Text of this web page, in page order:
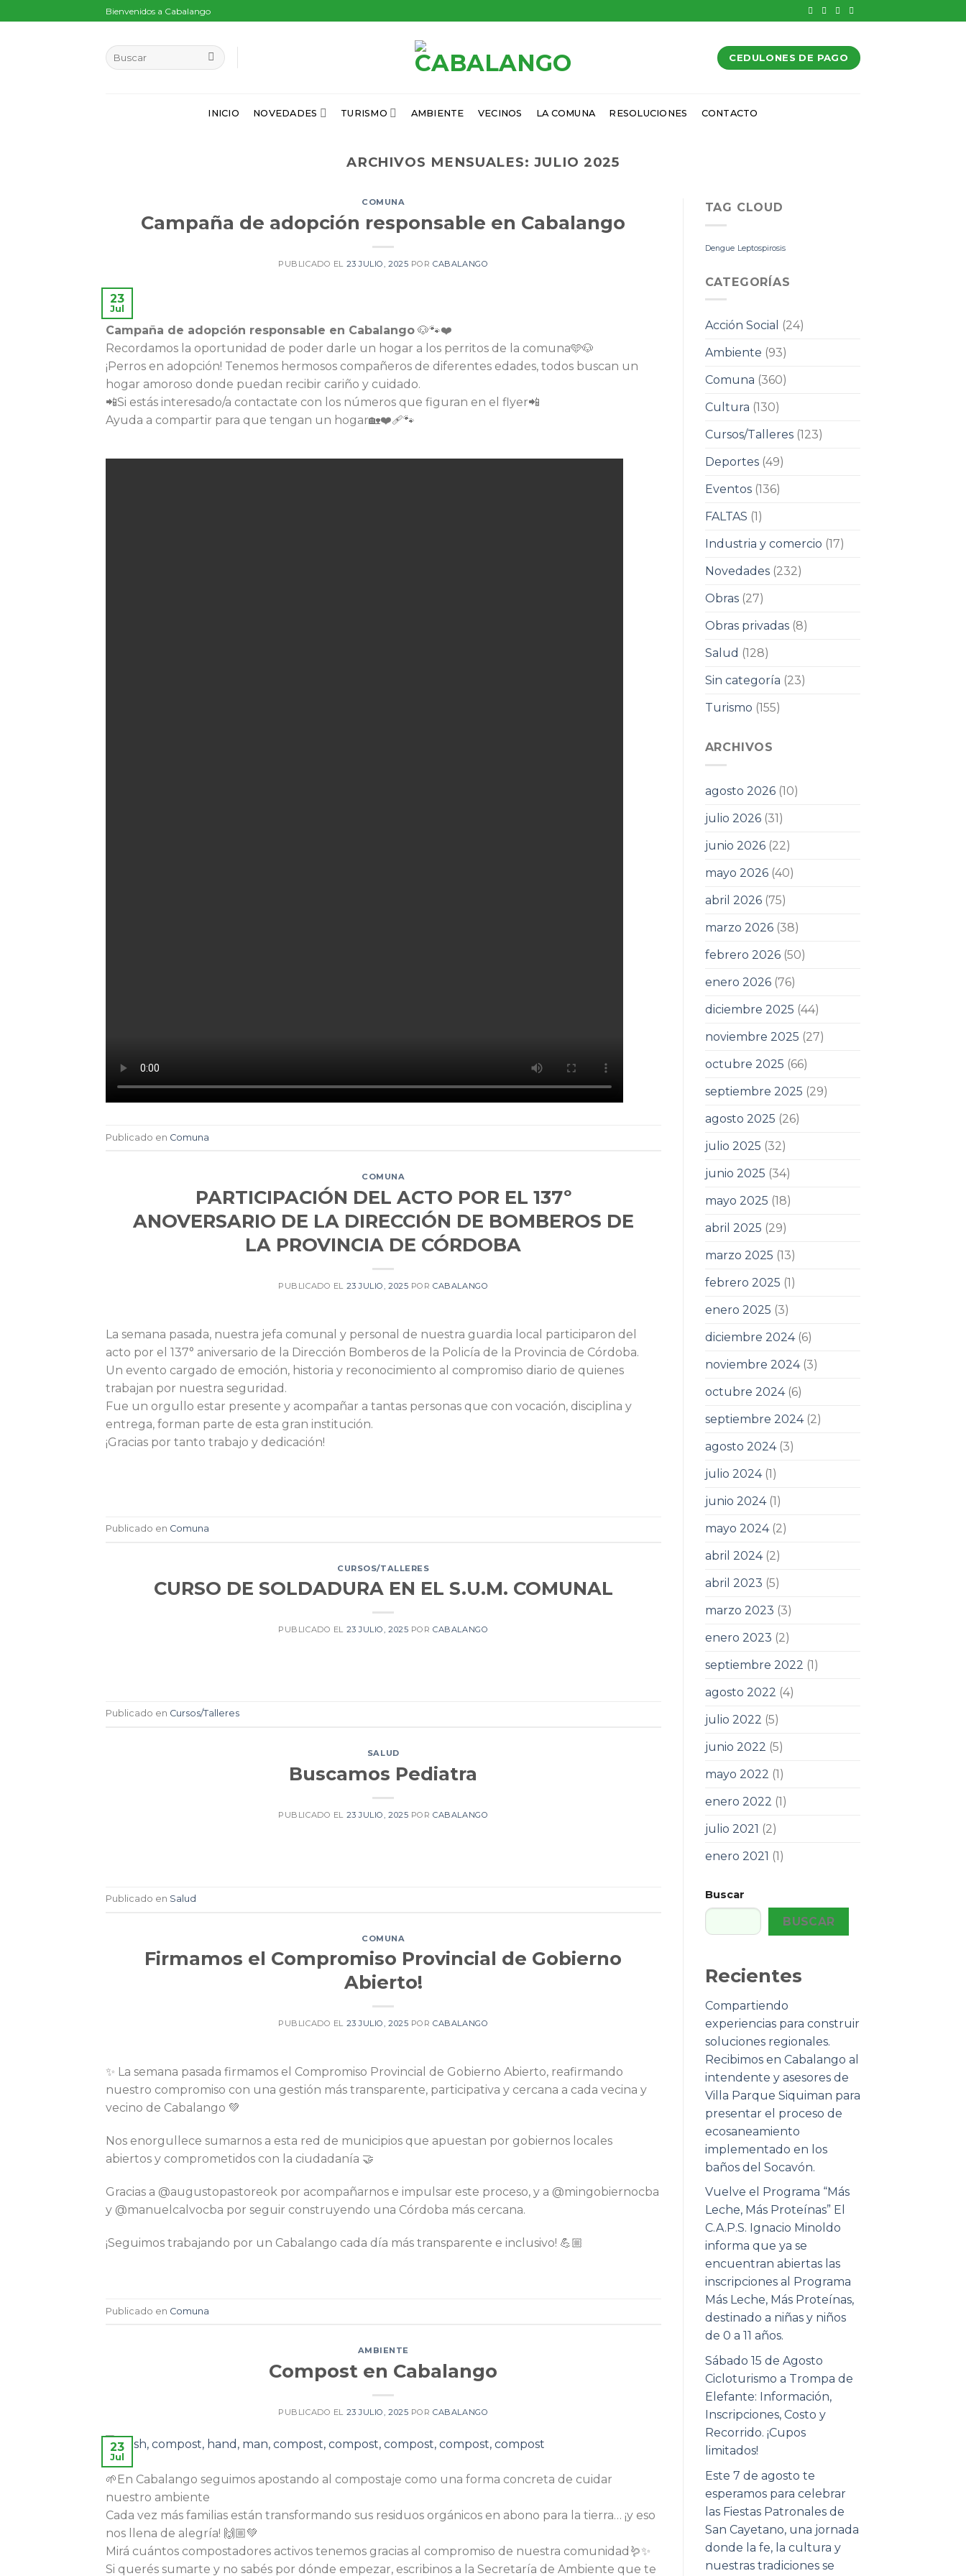
to
Bienvenidos a Cabalango
CEDULONES DE PAGO
INICIO NOVEDADES TURISMO AMBIENTE VECINOS LA COMUNA RESOLUCIONES CONTACTO
ARCHIVOS MENSUALES:JULIO 2025
COMUNA
Campaña de adopción responsable en Cabalango
PUBLICADO EL 23 JULIO, 2025 PORCABALANGO
23
Jul
Campaña de adopción responsable en Cabalango 🐶🐾❤️
Recordamos la oportunidad de poder darle un hogar a los perritos de la comuna🩵🐶
¡Perros en adopción! Tenemos hermosos compañeros de diferentes edades, todos buscan un
hogar amoroso donde puedan recibir cariño y cuidado.
📲Si estás interesado/a contactate con los números que figuran en el flyer📲
Ayuda a compartir para que tengan un hogar🏡❤️‍🩹🐾
Publicado en Comuna
COMUNA
PARTICIPACIÓN DEL ACTO POR EL 137º
ANOVERSARIO DE LA DIRECCIÓN DE BOMBEROS DE
LA PROVINCIA DE CÓRDOBA
PUBLICADO EL 23 JULIO, 2025 PORCABALANGO
La semana pasada, nuestra jefa comunal y personal de nuestra guardia local participaron del
acto por el 137° aniversario de la Dirección Bomberos de la Policía de la Provincia de Córdoba.
Un evento cargado de emoción, historia y reconocimiento al compromiso diario de quienes
trabajan por nuestra seguridad.
Fue un orgullo estar presente y acompañar a tantas personas que con vocación, disciplina y
entrega, forman parte de esta gran institución.
¡Gracias por tanto trabajo y dedicación!
Publicado en Comuna
CURSOS/TALLERES
CURSO DE SOLDADURA EN EL S.U.M. COMUNAL
PUBLICADO EL 23 JULIO, 2025 PORCABALANGO
Publicado en Cursos/Talleres
SALUD
Buscamos Pediatra
PUBLICADO EL 23 JULIO, 2025 PORCABALANGO
Publicado en Salud
COMUNA
Firmamos el Compromiso Provincial de Gobierno
Abierto!
PUBLICADO EL 23 JULIO, 2025 PORCABALANGO
✨ La semana pasada firmamos el Compromiso Provincial de Gobierno Abierto, reafirmando
nuestro compromiso con una gestión más transparente, participativa y cercana a cada vecina y
vecino de Cabalango 💚
Nos enorgullece sumarnos a esta red de municipios que apuestan por gobiernos locales
abiertos y comprometidos con la ciudadanía 🤝
Gracias a @augustopastoreok por acompañarnos e impulsar este proceso, y a @mingobiernocba
y @manuelcalvocba por seguir construyendo una Córdoba más cercana.
¡Seguimos trabajando por un Cabalango cada día más transparente e inclusivo! 💪🏼
Publicado en Comuna
AMBIENTE
Compost en Cabalango
PUBLICADO EL 23 JULIO, 2025 PORCABALANGO
23
Jul
🌱En Cabalango seguimos apostando al compostaje como una forma concreta de cuidar
nuestro ambiente
Cada vez más familias están transformando sus residuos orgánicos en abono para la tierra… ¡y eso
nos llena de alegría! 🙌🏼💚
Mirá cuántos compostadores activos tenemos gracias al compromiso de nuestra comunidad🪱✨
Si querés sumarte y no sabés por dónde empezar, escribinos a la Secretaría de Ambiente que te
TAG CLOUD
Dengue Leptospirosis
CATEGORÍAS
Acción Social
(24)
Ambiente (93)
Comuna (360)
Cultura (130)
Cursos/Talleres(123)
Deportes(49)
Eventos(136)
FALTAS (1)
Industria y comercio (17)
Novedades(232)
Obras(27)
Obras privadas(8)
Salud (128)
Sin categoría (23)
Turismo (155)
ARCHIVOS
agosto 2026(10)
julio 2026(31)
junio 2026(22)
mayo 2026(40)
abril 2026(75)
marzo 2026(38)
febrero 2026(50)
enero 2026(76)
diciembre 2025 (44)
noviembre 2025 (27)
octubre 2025 (66)
septiembre 2025 (29)
agosto 2025 (26)
julio 2025 (32)
junio 2025 (34)
mayo 2025 (18)
abril 2025 (29)
marzo 2025 (13)
febrero 2025 (1)
enero 2025 (3)
diciembre 2024(6)
noviembre 2024(3)
octubre 2024(6)
septiembre 2024(2)
agosto 2024(3)
julio 2024(1)
junio 2024(1)
mayo 2024(2)
abril 2024(2)
abril 2023 (5)
marzo 2023 (3)
enero 2023 (2)
septiembre 2022 (1)
agosto 2022 (4)
julio 2022 (5)
junio 2022 (5)
mayo 2022 (1)
enero 2022 (1)
julio 2021 (2)
enero 2021 (1)
Buscar
BUSCAR
Recientes
Compartiendo
experiencias para construir
soluciones regionales.
Recibimos en Cabalango al
intendente y asesores de
Villa Parque Siquiman para
presentar el proceso de
ecosaneamiento
implementado en los
baños del Socavón.
Vuelve el Programa “Más
Leche, Más Proteínas” El
C.A.P.S. Ignacio Minoldo
informa que ya se
encuentran abiertas las
inscripciones al Programa
Más Leche, Más Proteínas,
destinado a niñas y niños
de 0 a 11 años.
Sábado 15 de Agosto
Cicloturismo a Trompa de
Elefante: Información,
Inscripciones, Costo y
Recorrido. ¡Cupos
limitados!
Este 7 de agosto te
esperamos para celebrar
las Fiestas Patronales de
San Cayetano, una jornada
donde la fe, la cultura y
nuestras tradiciones se